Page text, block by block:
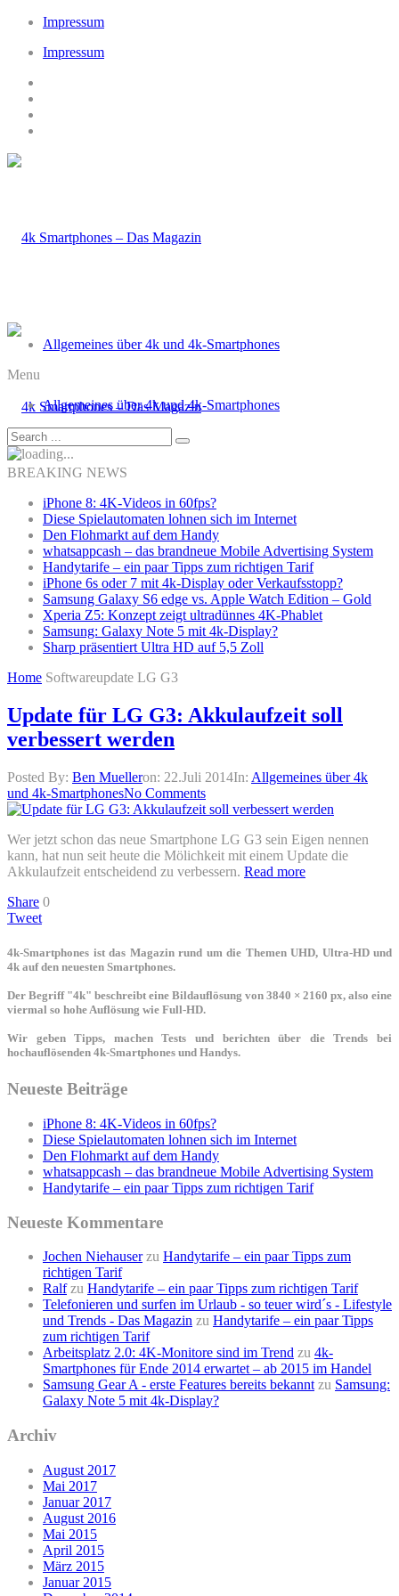
Impressum
Impressum
Allgemeines über 4k und 4k-Smartphones
Menu
Allgemeines über 4k und 4k-Smartphones
BREAKING NEWS
iPhone 8: 4K-Videos in 60fps?
Diese Spielautomaten lohnen sich im Internet
Den Flohmarkt auf dem Handy
whatsappcash – das brandneue Mobile Advertising System
Handytarife – ein paar Tipps zum richtigen Tarif
iPhone 6s oder 7 mit 4k-Display oder Verkaufsstopp?
Samsung Galaxy S6 edge vs. Apple Watch Edition – Gold
Xperia Z5: Konzept zeigt ultradünnes 4K-Phablet
Samsung: Galaxy Note 5 mit 4k-Display?
Sharp präsentiert Ultra HD auf 5,5 Zoll
Home Softwareupdate LG G3
Update für LG G3: Akkulaufzeit soll
verbessert werden
Posted By: Ben Muelleron: 22.Juli 2014In: Allgemeines über 4k
und 4k-SmartphonesNo Comments
Wer jetzt schon das neue Smartphone LG G3 sein Eigen nennen
kann, hat nun seit heute die Mölichkeit mit einem Update die
Akkulaufzeit entscheidend zu verbessern. Read more
Share 0
Tweet
4k-Smartphones ist das Magazin rund um die Themen UHD, Ultra-HD und
4k auf den neuesten Smartphones.
Der Begriff "4k" beschreibt eine Bildauflösung von 3840 × 2160 px, also eine
viermal so hohe Auflösung wie Full-HD.
Wir geben Tipps, machen Tests und berichten über die Trends bei
hochauflösenden 4k-Smartphones und Handys.
Neueste Beiträge
iPhone 8: 4K-Videos in 60fps?
Diese Spielautomaten lohnen sich im Internet
Den Flohmarkt auf dem Handy
whatsappcash – das brandneue Mobile Advertising System
Handytarife – ein paar Tipps zum richtigen Tarif
Neueste Kommentare
Jochen Niehauserzu Handytarife – ein paar Tipps zum
richtigen Tarif
Ralfzu Handytarife – ein paar Tipps zum richtigen Tarif
Telefonieren und surfen im Urlaub - so teuer wird´s - Lifestyle
und Trends - Das Magazin zu Handytarife – ein paar Tipps
zum richtigen Tarif
Arbeitsplatz 2.0: 4K-Monitore sind im Trend zu 4k-
Smartphones für Ende 2014 erwartet – ab 2015 im Handel
Samsung Gear A - erste Features bereits bekannt zu Samsung:
Galaxy Note 5 mit 4k-Display?
Archiv
August 2017
Mai 2017
Januar 2017
August 2016
Mai 2015
April 2015
März 2015
Januar 2015